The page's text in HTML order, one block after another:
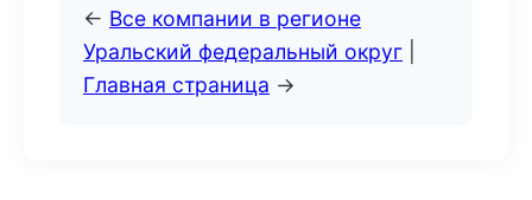
← Все компании в регионе
Уральский федеральный округ
Главная страница →